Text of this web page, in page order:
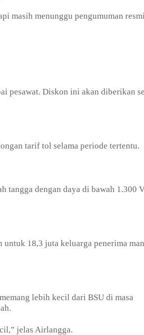
masih menunggu pengumuman
pesawat. Diskon ini akan diberikan
tarif tol selama periode tertentu.
tangga dengan daya di bawah 1.300
untuk 18,3 juta keluarga penerima
lebih kecil dari BSU di masa
jelas Airlangga.